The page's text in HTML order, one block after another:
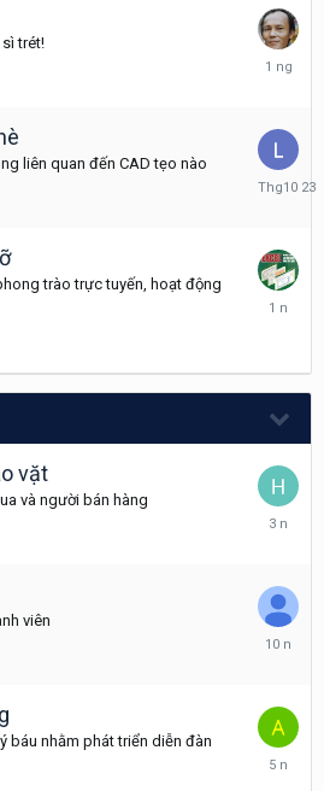
trét!
Hôm
04:39
liên quan đến CAD tẹo nào
Tháng
2025
trào trực tuyến, hoạt động
Tháng
vặt
và người bán hàng
Tháng
2022
viên
Tháng
2016
báu nhằm phát triển diễn đàn
Tháng